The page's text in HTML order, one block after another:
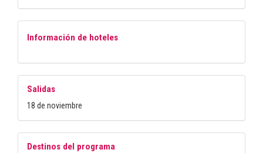
Información de hoteles
Salidas
18 de noviembre
Destinos del programa